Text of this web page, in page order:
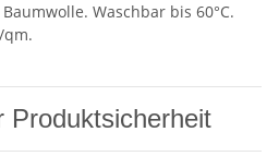
Baumwolle. Waschbar bis 60°C.
qm.
Produktsicherheit